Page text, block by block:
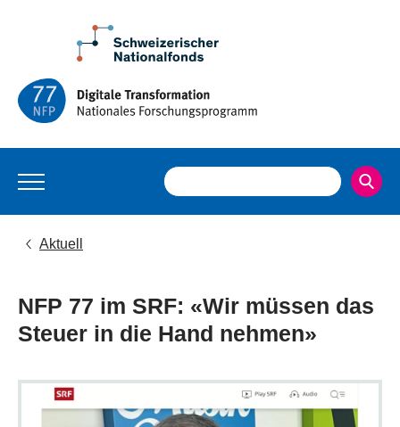
Aktuell
NFP 77 im SRF: «Wir müssen das
Steuer in die Hand nehmen»